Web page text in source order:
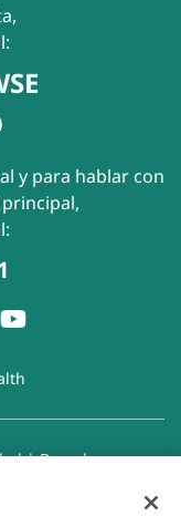
y para hablar con
|Derechos y
Discriminación